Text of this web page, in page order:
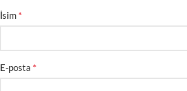
İsim *
E-posta *